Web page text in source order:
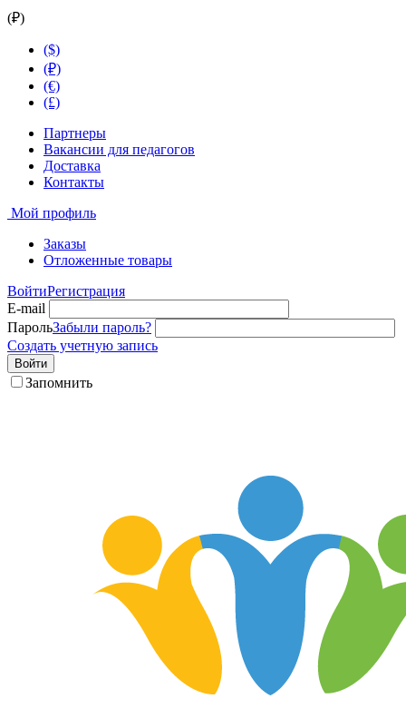
(₽)
($)
(₽)
(€)
(£)
Партнеры
Вакансии для педагогов
Доставка
Контакты
Мой профиль
Заказы
Отложенные товары
ВойтиРегистрация
E-mail
ПарольЗабыли пароль?
Создать учетную запись
Войти
Запомнить